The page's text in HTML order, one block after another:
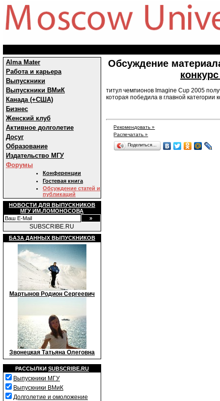
Alma Mater
Работа и карьера
Выпускники
Выпускники ВМиК
Канада (+США)
Бизнес
Женский клуб
Активное долголетие
Досуг
Образование
Издательство МГУ
Форумы
Конференции
Гостевая книга
Обсуждение статей и
публикаций
НОВОСТИ ДЛЯ ВЫПУСКНИКОВ
МГУ ИМ.ЛОМОНОСОВА
SUBSCRIBE.RU
БАЗА ДАННЫХ ВЫПУСКНИКОВ
Мартынов Родион Сергеевич
Звонецкая Татьяна Олеговна
РАССЫЛКИ SUBSCRIBE.RU
Выпускники МГУ
Выпускники ВМиК
Долголетие и омоложение
Обсуждение
титул чемпионов Imagine Cup 2005
которая победила в главной
Рекомендовать »
Распечатать »
Поделиться…